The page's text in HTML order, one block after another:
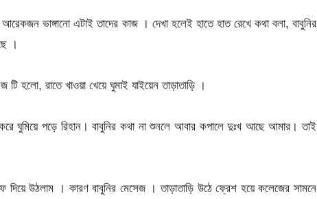
ভাঙ্গানো এটাই তাদের কাজ । দেখা হলেই হাতে হাত রেখে কথা বলা, বাবুনির
।
হলো, রাতে খাওয়া খেয়ে ঘুমাই যাইয়েন তাড়াতাড়ি ।
করে ঘুমিয়ে পড়ে রিহান। বাবুনির কথা না শুনলে আবার কপালে দুঃখ আছে আমার। তাই
উঠলাম । কারণ বাবুনির মেসেজ । তাড়াতাড়ি উঠে ফ্রেশ হয়ে কলেজের সামনে